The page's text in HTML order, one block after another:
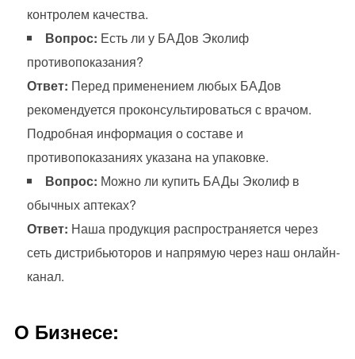
контролем качества.
Вопрос: Есть ли у БАДов Эколиф
противопоказания?
Ответ: Перед применением любых БАДов
рекомендуется проконсультироваться с врачом.
Подробная информация о составе и
противопоказаниях указана на упаковке.
Вопрос: Можно ли купить БАДы Эколиф в
обычных аптеках?
Ответ: Наша продукция распространяется через
сеть дистрибьюторов и напрямую через наш онлайн-
канал.
О Бизнесе: